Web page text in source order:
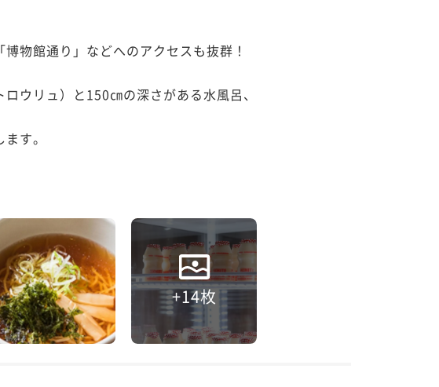
物館通り」などへのアクセスも抜群！
ウリュ）と150㎝の深さがある水風呂、
す。
+14枚